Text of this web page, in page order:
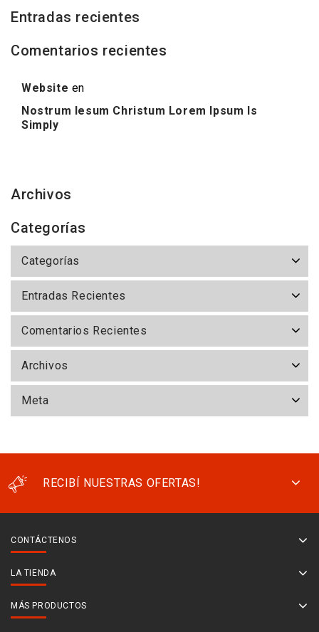
Entradas recientes
Comentarios recientes
Website en
Nostrum Iesum Christum Lorem Ipsum Is
Simply
Archivos
Categorías
Categorías
Entradas Recientes
Comentarios Recientes
Archivos
Meta
RECIBÍ NUESTRAS OFERTAS!
CONTÁCTENOS
LA TIENDA
MÁS PRODUCTOS